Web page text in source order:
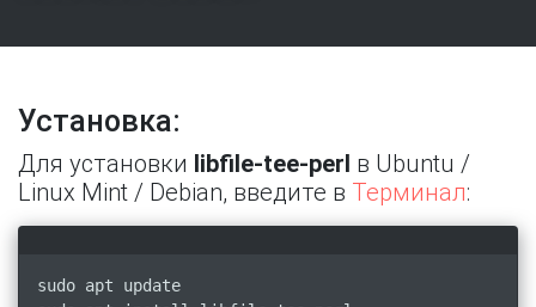
Установка:
Для установки libfile-tee-perl в Ubuntu /
Linux Mint / Debian, введите в Терминал:
sudo apt update